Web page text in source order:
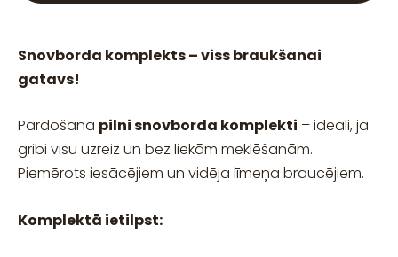
Snovborda komplekts – viss braukšanai
gatavs!
Pārdošanā pilni snovborda komplekti – ideāli, ja
gribi visu uzreiz un bez liekām meklēšanām.
Piemērots iesācējiem un vidēja līmeņa braucējiem.
Komplektā ietilpst: